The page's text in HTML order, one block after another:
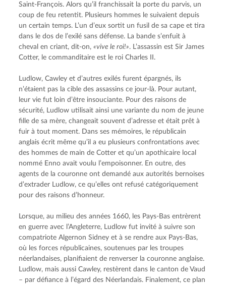
Saint-François. Alors qu’il franchissait la porte du parvis, un
coup de feu retentit. Plusieurs hommes le suivaient depuis
un certain temps. L’un d’eux sortit un fusil de sa cape et tira
dans le dos de l’exilé sans défense. La bande s’enfuit à
cheval en criant, dit-on, «vive le roi!». L’assassin est Sir James
Cotter, le commanditaire est le roi Charles II.
Ludlow, Cawley et d’autres exilés furent épargnés, ils
n’étaient pas la cible des assassins ce jour-là. Pour autant,
leur vie fut loin d’être insouciante. Pour des raisons de
sécurité, Ludlow utilisait ainsi une variante du nom de jeune
fille de sa mère, changeait souvent d’adresse et était prêt à
fuir à tout moment. Dans ses mémoires, le républicain
anglais écrit même qu’il a eu plusieurs confrontations avec
des hommes de main de Cotter et qu’un apothicaire local
nommé Enno avait voulu l’empoisonner. En outre, des
agents de la couronne ont demandé aux autorités bernoises
d’extrader Ludlow, ce qu’elles ont refusé catégoriquement
pour des raisons d’honneur.
Lorsque, au milieu des années 1660, les Pays-Bas entrèrent
en guerre avec l’Angleterre, Ludlow fut invité à suivre son
compatriote Algernon Sidney et à se rendre aux Pays-Bas,
où les forces républicaines, soutenues par les troupes
néerlandaises, planifiaient de renverser la couronne anglaise.
Ludlow, mais aussi Cawley, restèrent dans le canton de Vaud
– par défiance à l’égard des Néerlandais. Finalement, ce plan